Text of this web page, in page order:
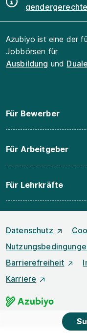
Azubiyo ist eine der
Jobbörsen für
Ausbildung und
Für Bewerber
Für Arbeitgeber
Für Lehrkräfte
Datenschutz
Barrierefreiheit
Karriere